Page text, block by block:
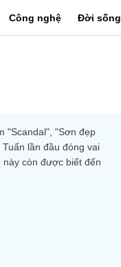
Công nghệ Đời sống
"Scandal", "Sơn đẹp
lần đầu đóng vai
này còn được biết đến